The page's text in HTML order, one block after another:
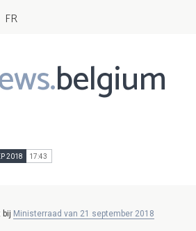
FR
belgium
2018 17:43
bij Ministerraad van 21 september 2018